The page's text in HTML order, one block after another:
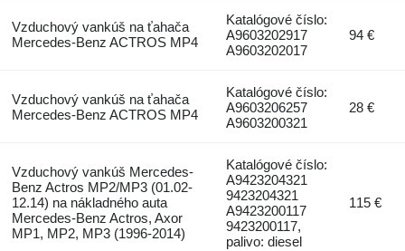
Vzduchový vankúš na ťahača
Mercedes-Benz ACTROS MP4
Katalógové číslo:
A9603202917
A9603202017
94 €
Vzduchový vankúš na ťahača
Mercedes-Benz ACTROS MP4
Katalógové číslo:
A9603206257
A9603200321
28 €
Vzduchový vankúš Mercedes-
Benz Actros MP2/MP3 (01.02-
12.14) na nákladného auta
Mercedes-Benz Actros, Axor
MP1, MP2, MP3 (1996-2014)
Katalógové číslo:
A9423204321
9423204321
A9423200117
9423200117,
palivo: diesel
115 €